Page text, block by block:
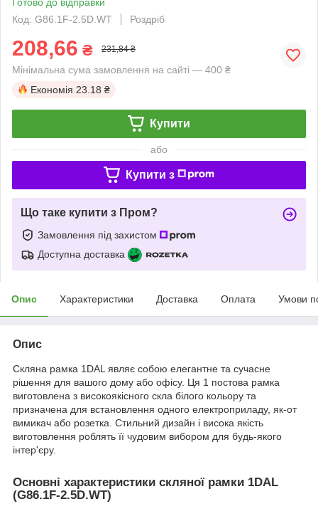
Код: G86.1F-2.5D.WT
Роздріб
208,66 ₴ 231,84 ₴
Мінімальна сума замовлення на сайті — 400 ₴
Економія 23.18 ₴
Купити
або
Купити з
Що таке купити з Пром?
Замовлення під захистом
Доступна доставка
Опис Характеристики Доставка Оплата Умови
Опис
Скляна рамка 1DAL являє собою елегантне та сучасне
рішення для вашого дому або офісу. Ця 1 постова рамка
виготовлена з високоякісного скла білого кольору та
призначена для встановлення одного електроприладу, як-от
вимикач або розетка. Стильний дизайн і висока якість
виготовлення роблять її чудовим вибором для будь-якого
інтер'єру.
Основні характеристики скляної рамки 1DAL
(G86.1F-2.5D.WT)